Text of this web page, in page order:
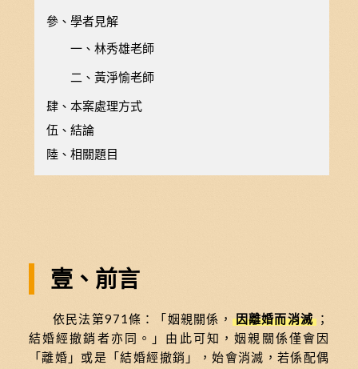
參、學者見解
一、林秀雄老師
二、黃淨愉老師
肆、本案處理方式
伍、結論
陸、相關題目
壹、前言
依民法第971條：「姻親關係， 因離婚而消滅 ；
結婚經撤銷者亦同。」由此可知，姻親關係僅會因
「離婚」或是「結婚經撤銷」，始會消滅，若係配偶